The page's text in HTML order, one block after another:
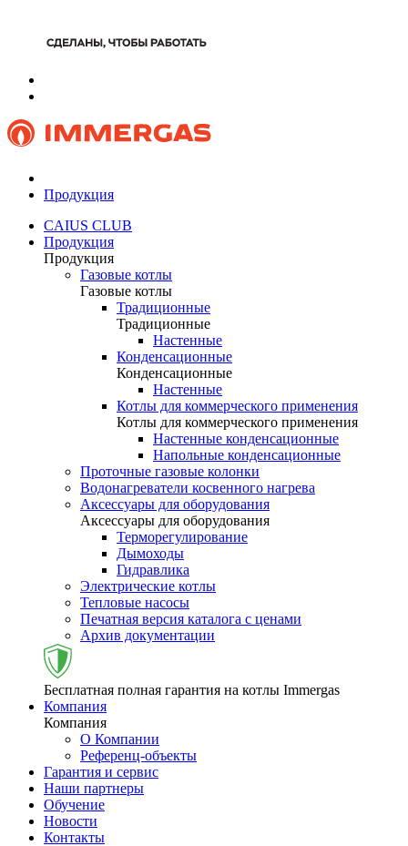
Продукция
CAIUS CLUB
Продукция
Продукция
Газовые котлы
Газовые котлы
Традиционные
Традиционные
Настенные
Конденсационные
Конденсационные
Настенные
Котлы для коммерческого применения
Котлы для коммерческого применения
Настенные конденсационные
Напольные конденсационные
Проточные газовые колонки
Водонагреватели косвенного нагрева
Аксессуары для оборудования
Аксессуары для оборудования
Терморегулирование
Дымоходы
Гидравлика
Электрические котлы
Тепловые насосы
Печатная версия каталога с ценами
Архив документации
Бесплатная полная гарантия на котлы Immergas
Компания
Компания
О Компании
Референц-объекты
Гарантия и сервис
Наши партнеры
Обучение
Новости
Контакты